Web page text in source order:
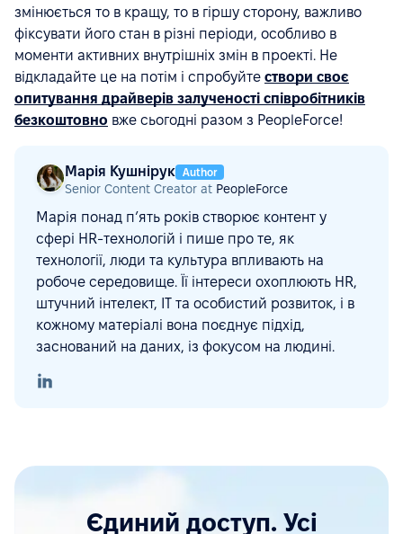
змінюється то в кращу, то в гіршу сторону, важливо
фіксувати його стан в різні періоди, особливо в
моменти активних внутрішніх змін в проекті. Не
відкладайте це на потім і спробуйте створи своє
опитування драйверів залученості співробітників
безкоштовно вже сьогодні разом з PeopleForce!
Марія Кушнірук Author
Senior Content Creator at PeopleForce
Марія понад п’ять років створює контент у
сфері HR-технологій і пише про те, як
технології, люди та культура впливають на
робоче середовище. Її інтереси охоплюють HR,
штучний інтелект, ІТ та особистий розвиток, і в
кожному матеріалі вона поєднує підхід,
заснований на даних, із фокусом на людині.
Єдиний доступ. Усі